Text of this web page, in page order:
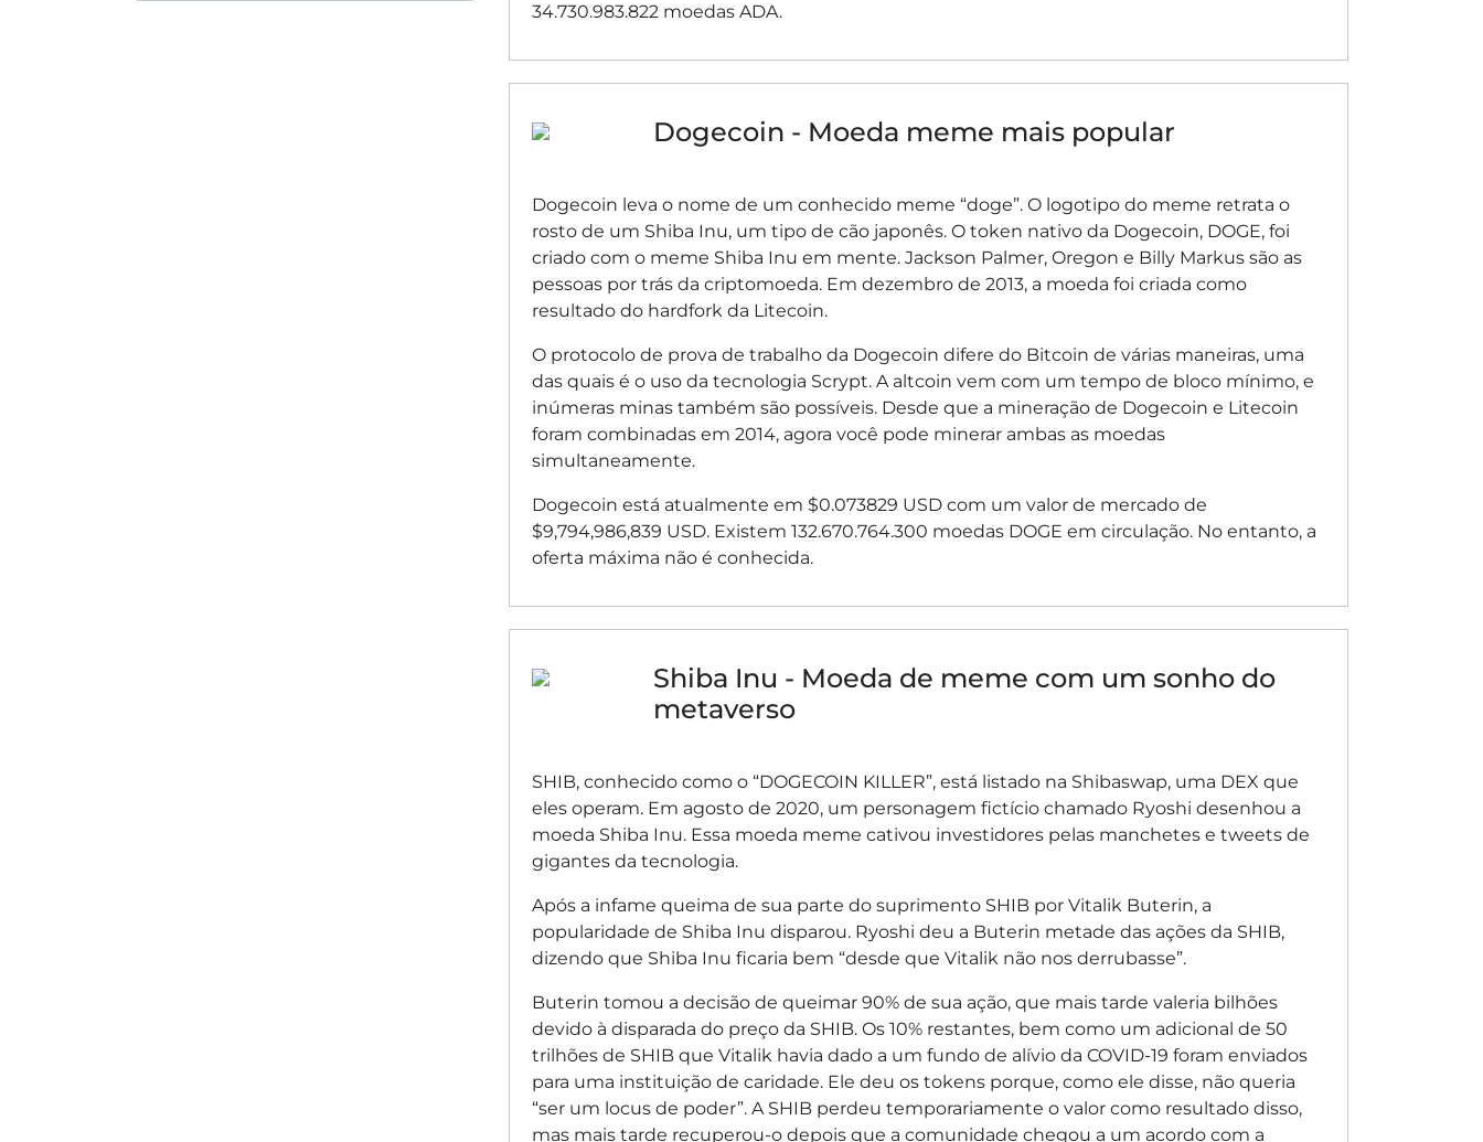
34.730.983.822 moedas ADA.
Dogecoin - Moeda meme mais popular
Dogecoin leva o nome de um conhecido meme “doge”. O logotipo do meme retrata o
rosto de um Shiba Inu, um tipo de cão japonês. O token nativo da Dogecoin, DOGE, foi
criado com o meme Shiba Inu em mente. Jackson Palmer, Oregon e Billy Markus são as
pessoas por trás da criptomoeda. Em dezembro de 2013, a moeda foi criada como
resultado do hardfork da Litecoin.
O protocolo de prova de trabalho da Dogecoin difere do Bitcoin de várias maneiras, uma
das quais é o uso da tecnologia Scrypt. A altcoin vem com um tempo de bloco mínimo, e
inúmeras minas também são possíveis. Desde que a mineração de Dogecoin e Litecoin
foram combinadas em 2014, agora você pode minerar ambas as moedas
simultaneamente.
Dogecoin está atualmente em $0.073829 USD com um valor de mercado de
$9,794,986,839 USD. Existem 132.670.764.300 moedas DOGE em circulação. No entanto, a
oferta máxima não é conhecida.
Shiba Inu - Moeda de meme com um sonho do
metaverso
SHIB, conhecido como o “DOGECOIN KILLER”, está listado na Shibaswap, uma DEX que
eles operam. Em agosto de 2020, um personagem fictício chamado Ryoshi desenhou a
moeda Shiba Inu. Essa moeda meme cativou investidores pelas manchetes e tweets de
gigantes da tecnologia.
Após a infame queima de sua parte do suprimento SHIB por Vitalik Buterin, a
popularidade de Shiba Inu disparou. Ryoshi deu a Buterin metade das ações da SHIB,
dizendo que Shiba Inu ficaria bem “desde que Vitalik não nos derrubasse”.
Buterin tomou a decisão de queimar 90% de sua ação, que mais tarde valeria bilhões
devido à disparada do preço da SHIB. Os 10% restantes, bem como um adicional de 50
trilhões de SHIB que Vitalik havia dado a um fundo de alívio da COVID-19 foram enviados
para uma instituição de caridade. Ele deu os tokens porque, como ele disse, não queria
“ser um locus de poder”. A SHIB perdeu temporariamente o valor como resultado disso,
mas mais tarde recuperou-o depois que a comunidade chegou a um acordo com a